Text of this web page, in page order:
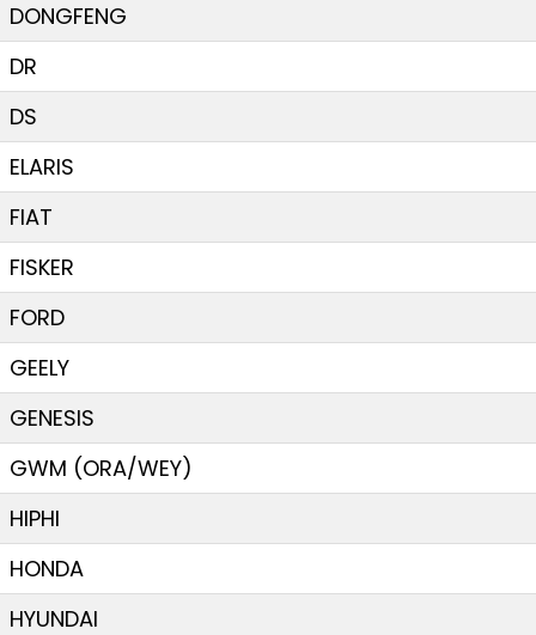
DONGFENG
DR
DS
ELARIS
FIAT
FISKER
FORD
GEELY
GENESIS
GWM (ORA/WEY)
HIPHI
HONDA
HYUNDAI